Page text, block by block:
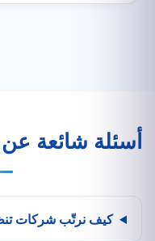
أسئلة شائعة
كيف نرتّب شركات